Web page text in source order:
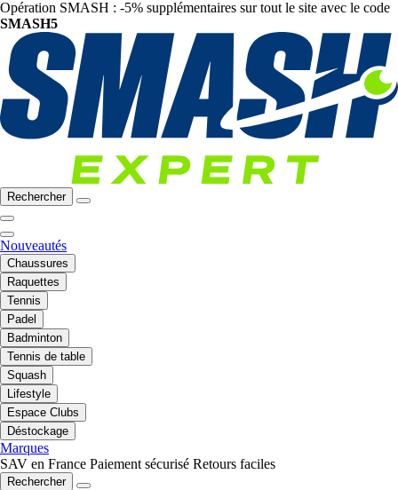
Opération SMASH : -5% supplémentaires sur tout le site avec le code
SMASH5
Rechercher
Nouveautés
Chaussures
Raquettes
Tennis
Padel
Badminton
Tennis de table
Squash
Lifestyle
Espace Clubs
Déstockage
Marques
SAV en France Paiement sécurisé Retours faciles
Rechercher